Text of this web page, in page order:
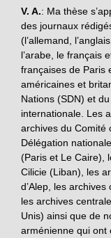
V. A.: Ma thèse
des journaux
(l’allemand,
l’arabe, le français
françaises de Paris
américaines et
Nations (SDN) et
internationale. Les
archives du Comité
Délégation
(Paris et Le Caire),
Cilicie (Liban), les
d’Alep, les archives
les archives
Unis) ainsi que de
arménienne qui ont